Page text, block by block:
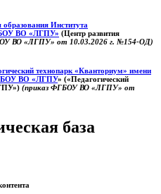
образования Института
ВО «ЛГПУ» (Центр развития
ВО «ЛГПУ» от 10.03.2026 г. №154-ОД)
технопарк «Кванториум» имени
ВО «ЛГПУ» («Педагогический
(приказ ФГБОУ ВО «ЛГПУ» от
база